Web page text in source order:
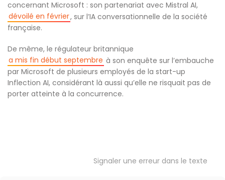
concernant Microsoft : son partenariat avec Mistral AI,
dévoilé en février, sur l’IA conversationnelle de la société
française.
De même, le régulateur britannique
a mis fin début septembre à son enquête sur l’embauche
par Microsoft de plusieurs employés de la start-up
Inflection AI, considérant là aussi qu’elle ne risquait pas de
porter atteinte à la concurrence.
Signaler une erreur dans le texte